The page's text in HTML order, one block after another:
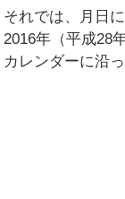
それでは、月日
2016年（平成28
カレンダーに沿